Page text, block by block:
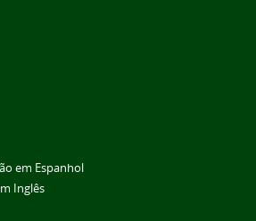
em Espanhol
Inglês